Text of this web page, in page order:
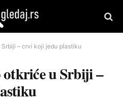
– crvi koji jedu plastiku
u Srbiji –